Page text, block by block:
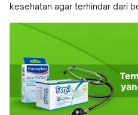
kesehatan agar terhindar dari